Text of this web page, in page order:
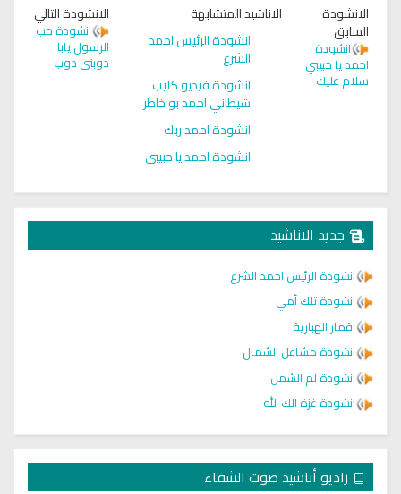
الانشودة
السابق
انشودة
احمد يا حبيبي
سلام عليك
الاناشيد المتشابهة
انشودة الرئيس احمد
الشرع
انشودة فيديو كليب
شيطاني احمد بو خاطر
انشودة احمد ربك
انشودة احمد يا حبيبي
الانشودة التالي
انشودة حب
الرسول يابا
دوبني دوب
جديد الاناشيد
انشودة الرئيس احمد الشرع
انشودة تلك أمي
اقمار الهبارية
انشودة مشاعل الشمال
انشودة لم الشمل
انشودة غزة الك الله
راديو أناشيد صوت الشفاء